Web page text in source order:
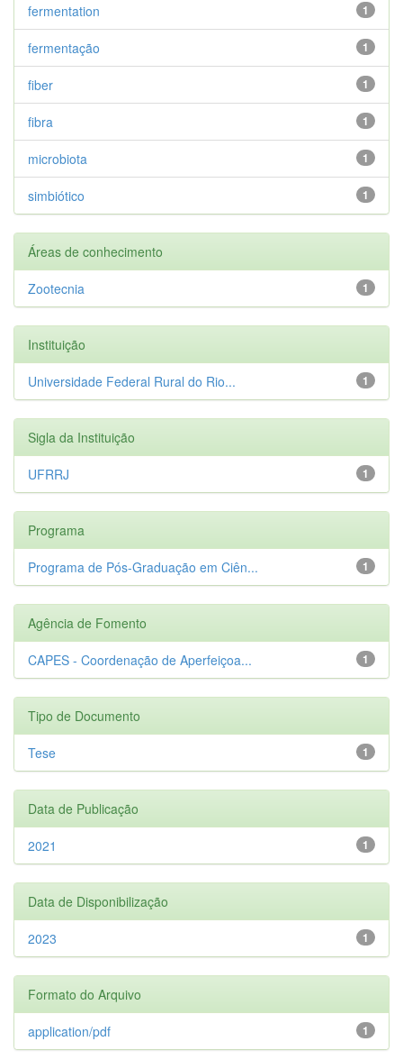
1
fermentation
1
fermentação
1
fiber
1
fibra
1
microbiota
1
simbiótico
Áreas de conhecimento
1
Zootecnia
Instituição
1
Universidade Federal Rural do Rio...
Sigla da Instituição
1
UFRRJ
Programa
1
Programa de Pós-Graduação em Ciên...
Agência de Fomento
1
CAPES - Coordenação de Aperfeiçoa...
Tipo de Documento
1
Tese
Data de Publicação
1
2021
Data de Disponibilização
1
2023
Formato do Arquivo
1
application/pdf